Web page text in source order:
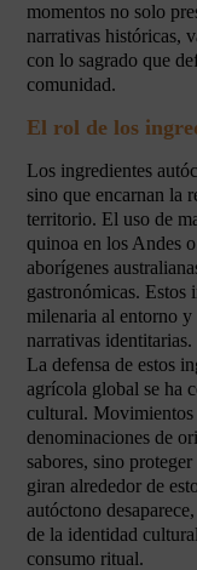
momentos no solo
narrativas históricas,
con lo sagrado que
comunidad.
El rol de los
Los ingredientes
sino que encarnan la
territorio. El uso de
quinoa en los Andes
aborígenes
gastronómicas. Estos
milenaria al entorno
narrativas identitarias.
La defensa de estos
agrícola global se ha
cultural.
denominaciones de
sabores, sino
giran alrededor de
autóctono
de la identidad
consumo ritual.